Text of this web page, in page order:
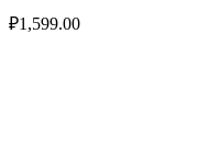
₽1,599.00